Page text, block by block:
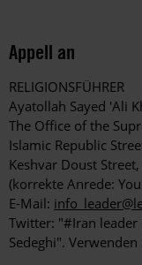
Appell an
RELIGIONSFÜHRER
Ayatollah Sayed 'Ali
The Office of the
Islamic Republic
Keshvar Doust
(korrekte Anrede:
E-Mail:
Twitter: "#Iran leader
Sedeghi".